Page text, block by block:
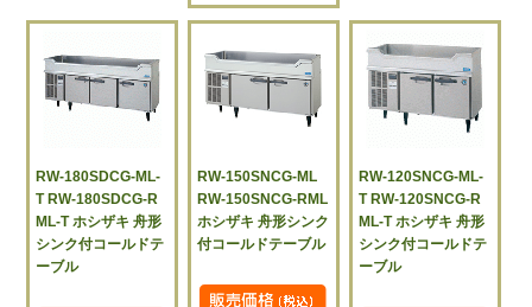
RW-180SDCG-ML-
T RW-180SDCG-R
ML-T ホシザキ 舟形
シンク付コールドテ
ーブル
RW-150SNCG-ML
RW-150SNCG-RML
ホシザキ 舟形シンク
付コールドテーブル
RW-120SNCG-ML-
T RW-120SNCG-R
ML-T ホシザキ 舟形
シンク付コールドテ
ーブル